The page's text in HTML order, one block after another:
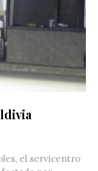
el servicentro